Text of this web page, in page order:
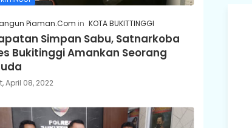
Piaman.Com KOTA BUKITTINGGI
Simpan Sabu, Satnarkoba
Bukitinggi Amankan Seorang
April 08, 2022